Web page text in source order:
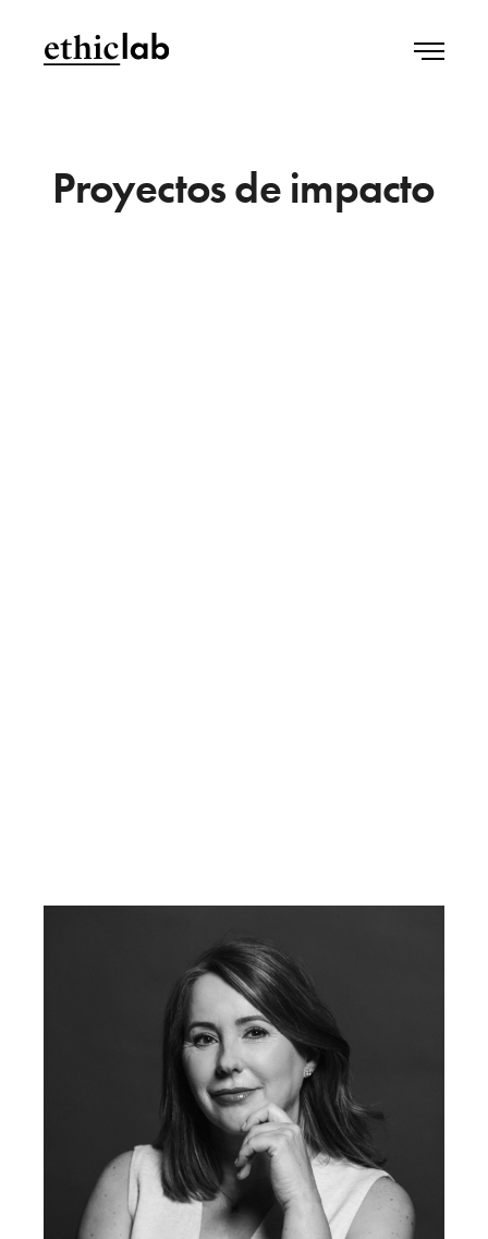
Proyectos de impacto